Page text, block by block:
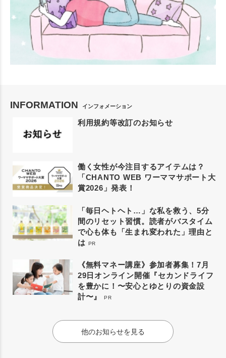
INFORMATION インフォメーション
利用規約等改訂のお知らせ
働く女性が今注目するアイテムは？
「CHANTO WEB ワーママサポート大
賞2026」発表！
「毎日ヘトヘト…」な私を救う、5分
間のリセット習慣。読者がバスタイム
で心も体も「生まれ変われた」理由と
は PR
《無料マネー講座》参加者募集！7月
29日オンライン開催『セカンドライフ
を豊かに！〜安心とゆとりの資金設
計〜』
PR
他のお知らせを見る